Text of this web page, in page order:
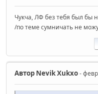
Чукча, ЛФ без тебя был бы
/по теме сумничать не
Автор Nevik Xukxo-